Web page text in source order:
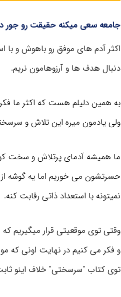
جامعه سعی میکنه حقیقت رو جور
اکثر آدم های موفق رو باهوش و با
دنبال هدف ها و آرزوهامون نریم.
به همین دلیلم هست که اکثر ما
ولی یادمون میره این تلاش و
ما همیشه آدمای پرتلاش و سخت
حسرتشون می خوریم اما یه گوشه
نمیتونه با استعداد ذاتی رقابت کنه.
وقتی توی موقعیتی قرار میگیریم
و فکر می کنیم در نهایت اونی که
توی کتاب "سرسختی" خلاف اینو